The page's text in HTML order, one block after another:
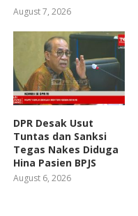
August 7, 2026
DPR Desak Usut
Tuntas dan Sanksi
Tegas Nakes Diduga
Hina Pasien BPJS
August 6, 2026